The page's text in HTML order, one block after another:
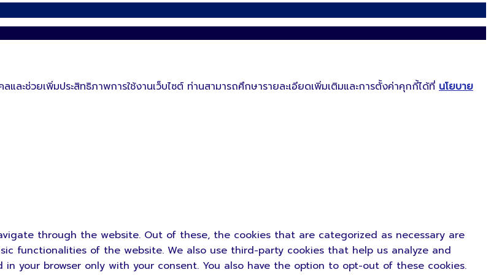
ะช่วยเพิ่มประสิทธิภาพการใช้งานเว็บไซต์ ท่านสามารถศึกษารายละเอียดเพิ่มเติมและการตั้งค่าคุกกี้ได้ที่ นโยบาย
through the website. Out of these, the cookies that are categorized as necessary are
functionalities of the website. We also use third-party cookies that help us analyze and
your browser only with your consent. You also have the option to opt-out of these cookies.